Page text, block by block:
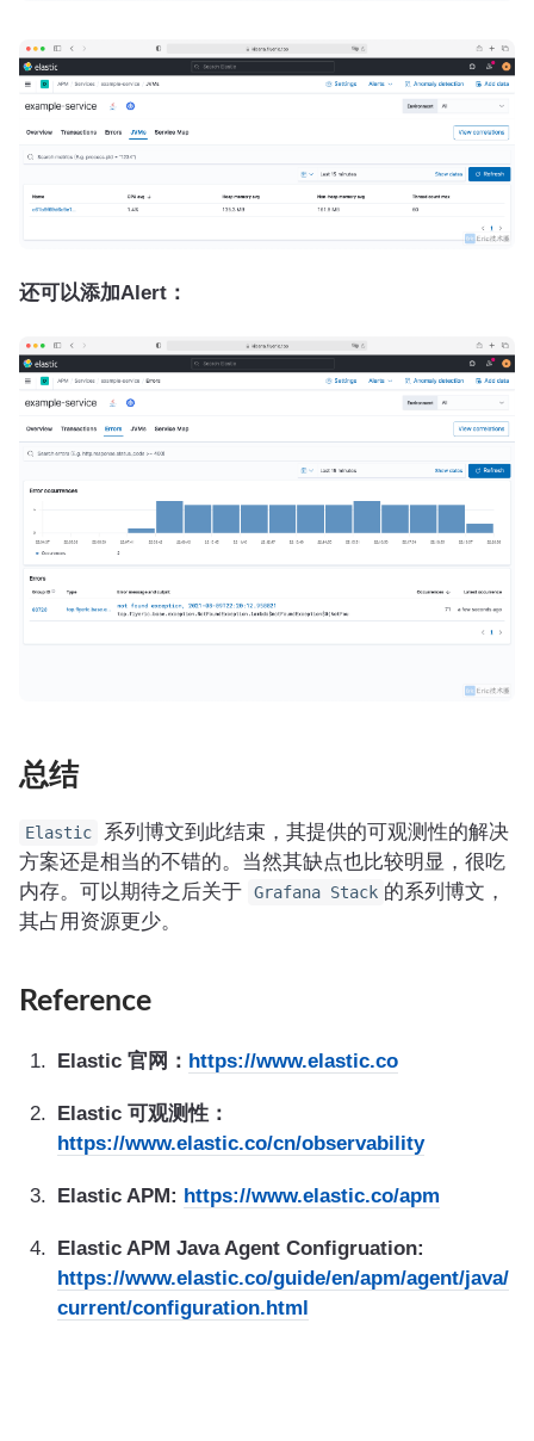
还可以添加Alert：
总结
Elastic
系列博文到此结束，其提供的可观测性的解决
方案还是相当的不错的。当然其缺点也比较明显，很吃
内存。可以期待之后关于
Grafana Stack 的系列博文，
其占用资源更少。
Reference
Elastic 官网： https://www.elastic.co
Elastic 可观测性：
https://www.elastic.co/cn/observability
Elastic APM: https://www.elastic.co/apm
Elastic APM Java Agent Configruation:
https://www.elastic.co/guide/en/apm/agent/java/
current/configuration.html